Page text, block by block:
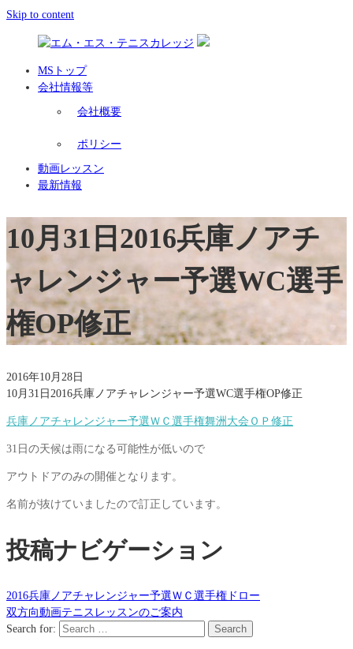
Skip to content
MSトップ
会社情報等
会社概要
ポリシー
動画レッスン
最新情報
10月31日2016兵庫ノアチ
ャレンジャー予選WC選手
権OP修正
2016年10月28日
10月31日2016兵庫ノアチャレンジャー予選WC選手権OP修正
兵庫ノアチャレンジャー予選ＷＣ選手権舞洲大会ＯＰ修正
31日の天候は雨になる可能性が低いので
アウトドアのみの開催となります。
名前が抜けていましたので訂正しています。
投稿ナビゲーション
2016兵庫ノアチャレンジャー予選ＷＣ選手権ドロー
双方向動画テニスレッスンのご案内
Search for:
Search